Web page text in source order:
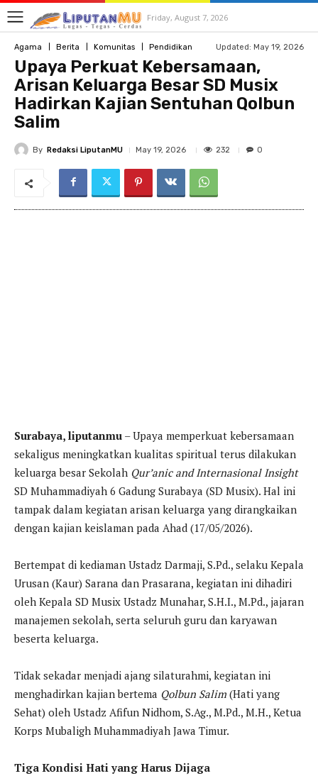
Friday, August 7, 2026
Agama Berita Komunitas Pendidikan Updated: May 19, 2026
Upaya Perkuat Kebersamaan,
Arisan Keluarga Besar SD Musix
Hadirkan Kajian Sentuhan Qolbun
Salim
By Redaksi LiputanMU May 19, 2026 232 0
Surabaya, liputanmu – Upaya memperkuat kebersamaan
sekaligus meningkatkan kualitas spiritual terus dilakukan
keluarga besar Sekolah Qur’anic and Internasional Insight
SD Muhammadiyah 6 Gadung Surabaya (SD Musix). Hal ini
tampak dalam kegiatan arisan keluarga yang dirangkaikan
dengan kajian keislaman pada Ahad (17/05/2026).
Bertempat di kediaman Ustadz Darmaji, S.Pd., selaku Kepala
Urusan (Kaur) Sarana dan Prasarana, kegiatan ini dihadiri
oleh Kepala SD Musix Ustadz Munahar, S.H.I., M.Pd., jajaran
manajemen sekolah, serta seluruh guru dan karyawan
beserta keluarga.
Tidak sekadar menjadi ajang silaturahmi, kegiatan ini
menghadirkan kajian bertema Qolbun Salim (Hati yang
Sehat) oleh Ustadz Afifun Nidhom, S.Ag., M.Pd., M.H., Ketua
Korps Mubaligh Muhammadiyah Jawa Timur.
Tiga Kondisi Hati yang Harus Dijaga